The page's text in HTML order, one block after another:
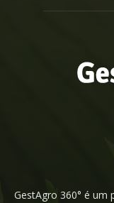
GestAgro 360° é